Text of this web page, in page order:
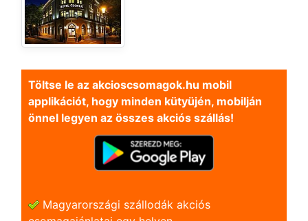
Töltse le az akcioscsomagok.hu mobil
applikációt, hogy minden kütyüjén, mobilján
önnel legyen az összes akciós szállás!
Magyarországi szállodák akciós